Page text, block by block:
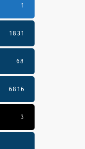
1
1831
68
6816
3